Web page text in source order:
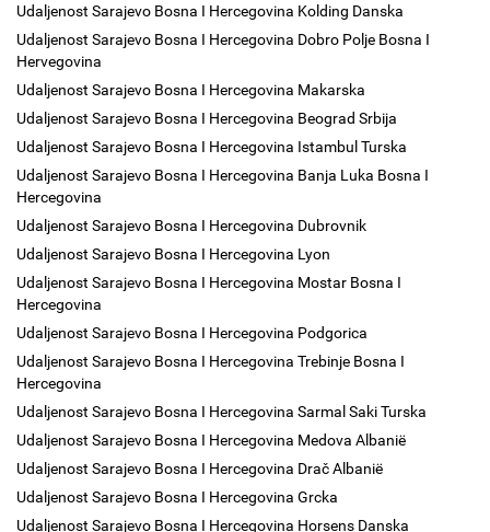
Udaljenost Sarajevo Bosna I Hercegovina Kolding Danska
Udaljenost Sarajevo Bosna I Hercegovina Dobro Polje Bosna I
Hervegovina
Udaljenost Sarajevo Bosna I Hercegovina Makarska
Udaljenost Sarajevo Bosna I Hercegovina Beograd Srbija
Udaljenost Sarajevo Bosna I Hercegovina Istambul Turska
Udaljenost Sarajevo Bosna I Hercegovina Banja Luka Bosna I
Hercegovina
Udaljenost Sarajevo Bosna I Hercegovina Dubrovnik
Udaljenost Sarajevo Bosna I Hercegovina Lyon
Udaljenost Sarajevo Bosna I Hercegovina Mostar Bosna I
Hercegovina
Udaljenost Sarajevo Bosna I Hercegovina Podgorica
Udaljenost Sarajevo Bosna I Hercegovina Trebinje Bosna I
Hercegovina
Udaljenost Sarajevo Bosna I Hercegovina Sarmal Saki Turska
Udaljenost Sarajevo Bosna I Hercegovina Medova Albanië
Udaljenost Sarajevo Bosna I Hercegovina Drač Albanië
Udaljenost Sarajevo Bosna I Hercegovina Grcka
Udaljenost Sarajevo Bosna I Hercegovina Horsens Danska